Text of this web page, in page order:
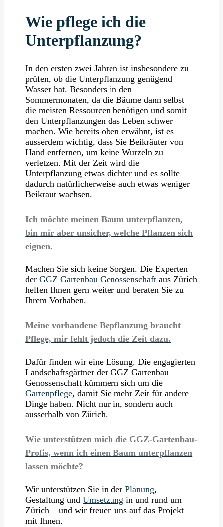
Wie pflege ich die
Unterpflanzung?
In den ersten zwei Jahren ist insbesondere zu
prüfen, ob die Unterpflanzung genügend
Wasser hat. Besonders in den
Sommermonaten, da die Bäume dann selbst
die meisten Ressourcen benötigen und somit
den Unterpflanzungen das Leben schwer
machen. Wie bereits oben erwähnt, ist es
ausserdem wichtig, dass Sie Beikräuter von
Hand entfernen, um keine Wurzeln zu
verletzen. Mit der Zeit wird die
Unterpflanzung etwas dichter und es sollte
dadurch natürlicherweise auch etwas weniger
Beikraut wachsen.
Ich möchte meinen Baum unterpflanzen,
bin mir aber unsicher, welche Pflanzen sich
eignen.
Machen Sie sich keine Sorgen. Die Experten
derGGZ Gartenbau Genossenschaft aus Zürich
helfen Ihnen gern weiter und beraten Sie zu
Ihrem Vorhaben.
Meine vorhandene Bepflanzung braucht
Pflege, mir fehlt jedoch die Zeit dazu.
Dafür finden wir eine Lösung. Die engagierten
Landschaftsgärtner der GGZ Gartenbau
Genossenschaft kümmern sich um die
Gartenpflege, damit Sie mehr Zeit für andere
Dinge haben. Nicht nur in, sondern auch
ausserhalb von Zürich.
Wie unterstützen mich die GGZ-Gartenbau-
Profis, wenn ich einen Baum unterpflanzen
lassen möchte?
Wir unterstützen Sie in derPlanung,
Gestaltung undUmsetzung in und rund um
Zürich – und wir freuen uns auf das Projekt
mit Ihnen.